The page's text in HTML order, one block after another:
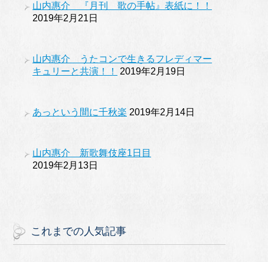
山内惠介 『月刊 歌の手帖』表紙に！！
2019年2月21日
山内惠介 うたコンで生きるフレディマー
キュリーと共演！！
2019年2月19日
あっという間に千秋楽 2019年2月14日
山内惠介 新歌舞伎座1日目
2019年2月13日
これまでの人気記事